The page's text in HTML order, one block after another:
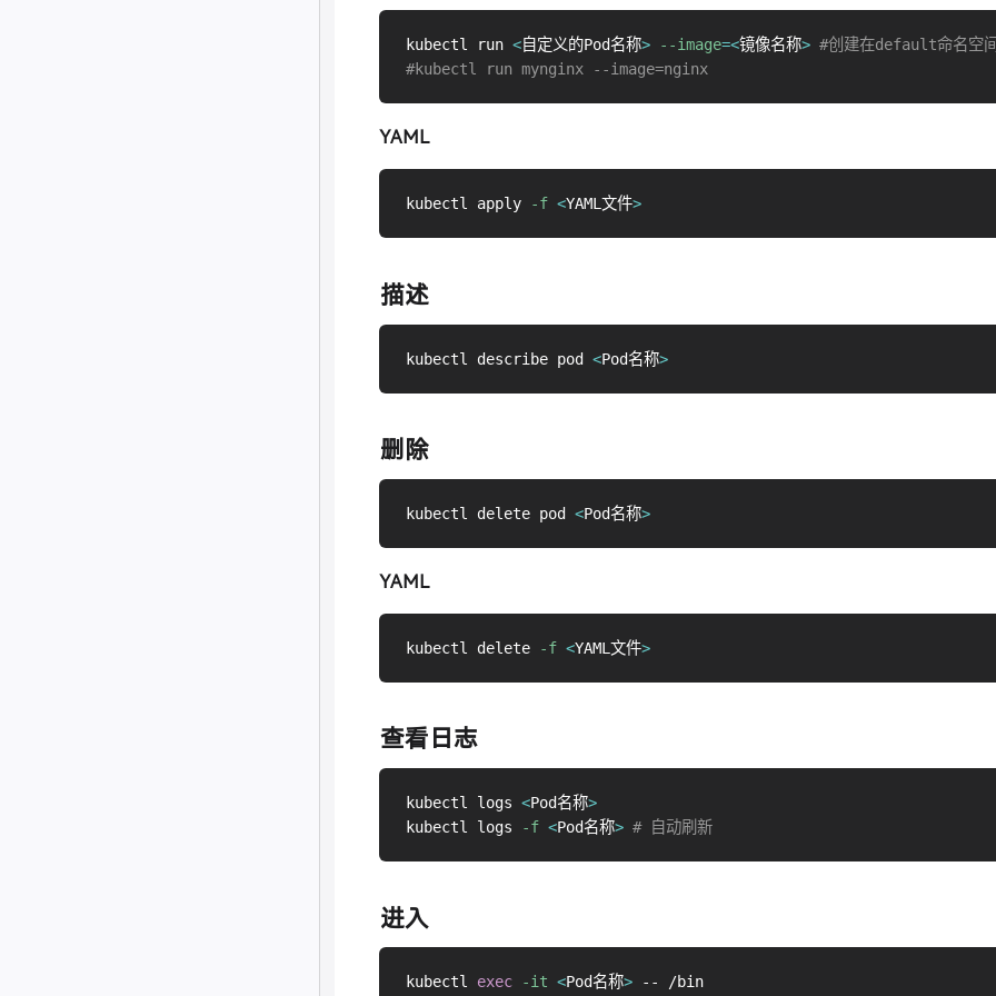
kubectl run <自定义的Pod名称> --image=<镜像名称> #创建在default命名空
#kubectl run mynginx --image=nginx
YAML
kubectl apply -f <YAML文件>
描述
kubectl describe pod <Pod名称>
删除
kubectl delete pod <Pod名称>
YAML
kubectl delete -f <YAML文件>
查看日志
kubectl logs <Pod名称>
kubectl logs
-f <Pod名称> # 自动刷新
进入
kubectl exec -it <Pod名称> -- /bin